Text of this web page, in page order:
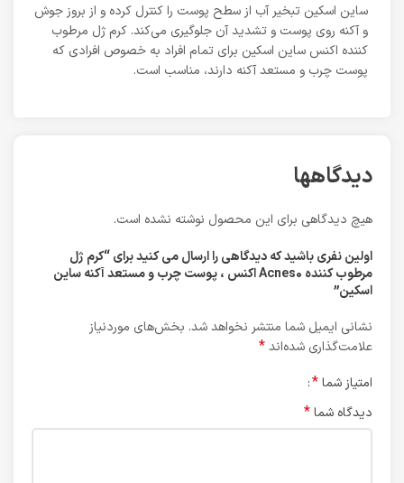
ساین اسکین تبخیر آب از سطح پوست را کنترل کرده و از بروز جوش
و آکنه روی پوست و تشدید آن جلوگیری می‌کند. کرم ژل مرطوب
کننده اکنس ساین اسکین برای تمام افراد به خصوص افرادی که
پوست چرب و مستعد آکنه دارند، مناسب است.
دیدگاهها
هیچ دیدگاهی برای این محصول نوشته نشده است.
اولین نفری باشید که دیدگاهی را ارسال می کنید برای “کرم ژل
مرطوب کننده Acnes0 اکنس ، پوست چرب و مستعد آکنه ساین
اسکین”
نشانی ایمیل شما منتشر نخواهد شد. بخش‌های موردنیاز
علامت‌گذاری شده‌اند*
امتیاز شما*
دیدگاه شما*